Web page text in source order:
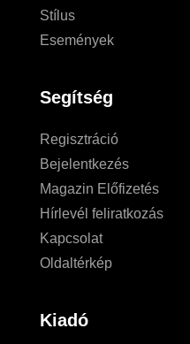
Stílus
Események
Segítség
Regisztráció
Bejelentkezés
Magazin Előfizetés
Hírlevél feliratkozás
Kapcsolat
Oldaltérkép
Kiadó